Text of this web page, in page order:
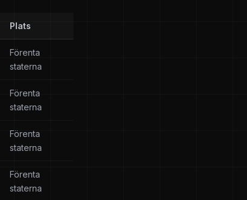
Plats
Förenta
staterna
Förenta
staterna
Förenta
staterna
Förenta
staterna